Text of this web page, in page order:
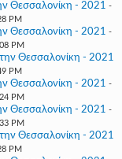
Θεσσαλονίκη - 2021 -
PM
Θεσσαλονίκη - 2021 -
PM
Θεσσαλονίκη - 2021
PM
Θεσσαλονίκη - 2021 -
PM
Θεσσαλονίκη - 2021 -
PM
Θεσσαλονίκη - 2021
PM